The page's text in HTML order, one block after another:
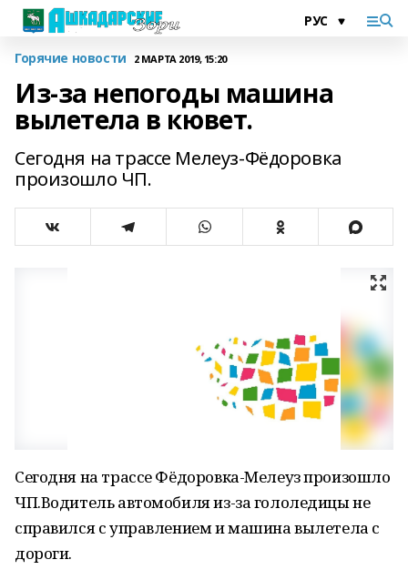
Горячие новости 2 МАРТА 2019, 15:20
Из-за непогоды машина
вылетела в кювет.
Сегодня на трассе Мелеуз-Фёдоровка
произошло ЧП.
Сегодня на трассе Фёдоровка-Мелеуз произошло
ЧП.Водитель автомобиля из-за гололедицы не
справился с управлением и машина вылетела с
дороги.